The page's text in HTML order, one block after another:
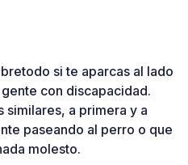
si te aparcas al lado
con discapacidad.
similares, a primera y a
paseando al perro o que
molesto.